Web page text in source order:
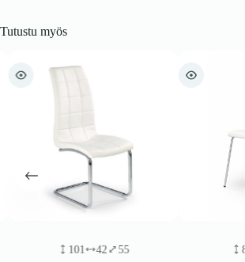
Tutustu myös
101 42 55 85